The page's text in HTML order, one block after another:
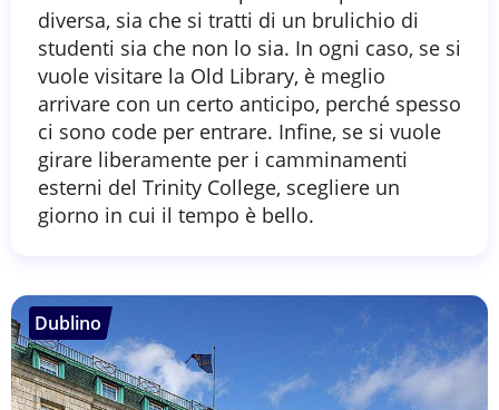
diversa, sia che si tratti di un brulichio di
studenti sia che non lo sia. In ogni caso, se si
vuole visitare la Old Library, è meglio
arrivare con un certo anticipo, perché spesso
ci sono code per entrare. Infine, se si vuole
girare liberamente per i camminamenti
esterni del Trinity College, scegliere un
giorno in cui il tempo è bello.
Dublino